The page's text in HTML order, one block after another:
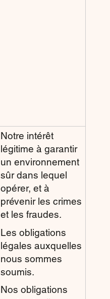
Notre intérêt
légitime à garantir
un environnement
sûr dans lequel
opérer, et à
prévenir les crimes
et les fraudes.
Les obligations
légales auxquelles
nous sommes
soumis.
Nos obligations